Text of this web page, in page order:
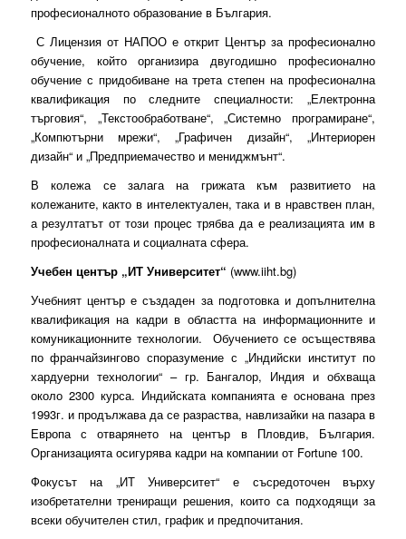
професионалното образование в България.
С Лицензия от НАПОО е открит Център за професионално
обучение, който организира двугодишно професионално
обучение с придобиване на трета степен на професионална
квалификация по следните специалности: „Електронна
търговия“, „Текстообработване“, „Системно програмиране“,
„Компютърни мрежи“, „Графичен дизайн“, „Интериорен
дизайн“ и „Предприемачество и мениджмънт“.
В колежа се залага на грижата към развитието на
колежаните, както в интелектуален, така и в нравствен план,
а резултатът от този процес трябва да е реализацията им в
професионалната и социалната сфера.
Учебен център „ИТ Университет“ (www.iiht.bg)
Учебният център е създаден за подготовка и допълнителна
квалификация на кадри в областта на информационните и
комуникационните технологии. Обучението се осъществява
по франчайзингово споразумение с „Индийски институт по
хардуерни технологии“ – гр. Бангалор, Индия и обхваща
около 2300 курса. Индийската компанията е основана през
1993г. и продължава да се разраства, навлизайки на пазара в
Европа с отварянето на център в Пловдив, България.
Организацията осигурява кадри на компании от Fortune 100.
Фокусът на „ИТ Университет“ е съсредоточен върху
изобретателни трениращи решения, които са подходящи за
всеки обучителен стил, график и предпочитания.